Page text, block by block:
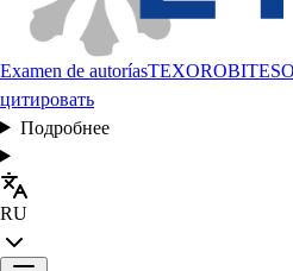
Examen de autoríasTEXOROBITESO
цитировать
Подробнее
RU